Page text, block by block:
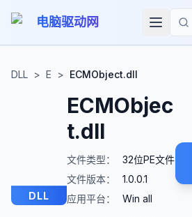
电脑驱动网
搜索
DLL > E > ECMObject.dll
DLL
ECMObjec
t.dll
文件类型：
32位PE文件
文件版本：
1.0.0.1
应用平台：
Win all